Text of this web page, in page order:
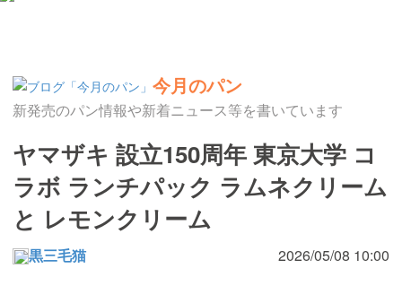
今月のパン
新発売のパン情報や新着ニュース等を書いています
ヤマザキ 設立150周年 東京大学 コ
ラボ ランチパック ラムネクリーム
と レモンクリーム
黒三毛猫 2026/05/08 10:00